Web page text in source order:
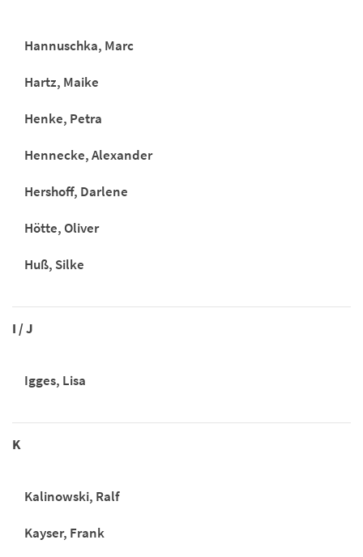
Hannuschka, Marc
Hartz, Maike
Henke, Petra
Hennecke, Alexander
Hershoff, Darlene
Hötte, Oliver
Huß, Silke
I / J
Igges, Lisa
K
Kalinowski, Ralf
Kayser, Frank